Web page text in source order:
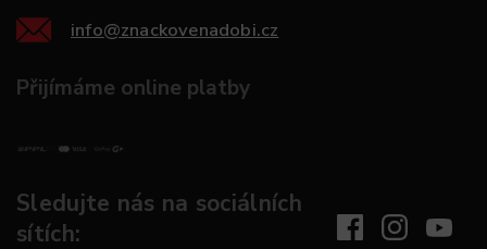
info@znackovenadobi.cz
Přijímáme online platby
Sledujte nás na sociálních
sítích: